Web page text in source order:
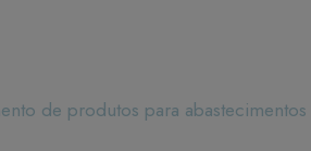
de produtos para